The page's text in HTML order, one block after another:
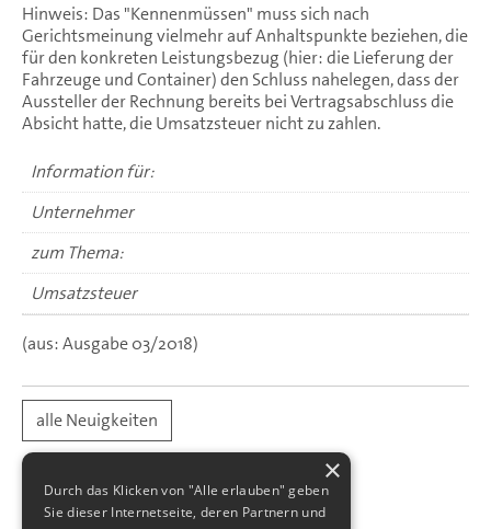
Hinweis: Das "Kennenmüssen" muss sich nach
Gerichtsmeinung vielmehr auf Anhaltspunkte beziehen, die
für den konkreten Leistungsbezug (hier: die Lieferung der
Fahrzeuge und Container) den Schluss nahelegen, dass der
Aussteller der Rechnung bereits bei Vertragsabschluss die
Absicht hatte, die Umsatzsteuer nicht zu zahlen.
Information für:
Unternehmer
zum Thema:
Umsatzsteuer
(aus: Ausgabe 03/2018)
alle Neuigkeiten
×
Durch das Klicken von "Alle erlauben" geben
Sie dieser Internetseite, deren Partnern und